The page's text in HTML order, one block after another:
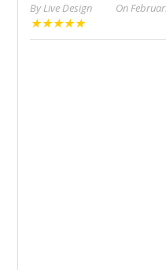
ByLive Design On
★★★★★